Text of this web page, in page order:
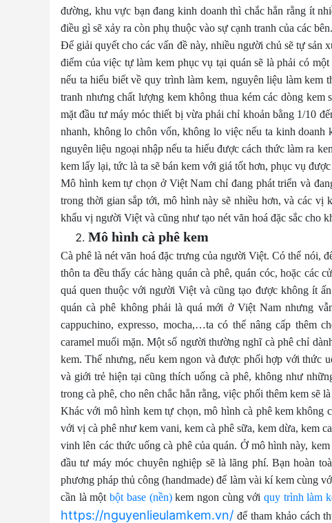
đường, khu vực bạn đang kinh doanh thì chắc hẳn rằng ít
điều gì sẽ xảy ra còn phụ thuộc vào sự cạnh tranh của các bên.
Để giải quyết cho các vấn đề này, nhiều người chủ sẽ tự sản
điểm của việc tự làm kem phục vụ tại quán sẽ là phải có
nếu ta hiểu biết về quy trình làm kem, nguyên liệu làm kem
tranh nhưng chất lượng kem không thua kém các dòng
mặt đầu tư máy móc thiết bị vừa phải chỉ khoản bằng 1/10
nhanh, không lo chôn vốn, không lo việc nếu ta kinh
nguyên liệu ngoại nhập nếu ta hiểu được cách thức làm ra
kem lấy lại, tức là ta sẽ bán kem với giá tốt hơn, phục vụ
Mô hình kem tự chọn ở Việt Nam chỉ đang phát triển và
trong thời gian sắp tới, mô hình này sẽ nhiều hơn, và các
khẩu vị người Việt và cũng như tạo nét văn hoá đặc sắc cho
Mô hình cà phê kem
Cà phê là nét văn hoá đặc trưng của người Việt. Có thể nói,
thôn ta đều thấy các hàng quán cà phê, quán cóc, hoặc các
quá quen thuộc với người Việt và cũng tạo được không ít
quán cà phê không phải là quá mới ở Việt Nam nhưng
cappuchino, expresso, mocha,…ta có thể nâng cấp thêm
caramel muối mặn. Một số người thường nghĩ cà phê chỉ
kem. Thế nhưng, nếu kem ngon và được phối hợp với thức
và giới trẻ hiện tại cũng thích uống cà phê, không như
trong cà phê, cho nên chắc hẳn rằng, việc phối thêm kem sẽ
Khác với mô hình kem tự chọn, mô hình cà phê kem không
với vị cà phê như kem vani, kem cà phê sữa, kem dừa, kem
vinh lên các thức uống cà phê của quán. Ở mô hình này,
đầu tư máy móc chuyên nghiệp sẽ là lãng phí. Bạn hoàn
phương pháp thủ công (handmade) để làm vài kí kem cùng
cần là mộtbột base (nền)kem ngon cùng vớiquy trình làm
https://nguyenlieulamkem.vn/ để tham khảo cách